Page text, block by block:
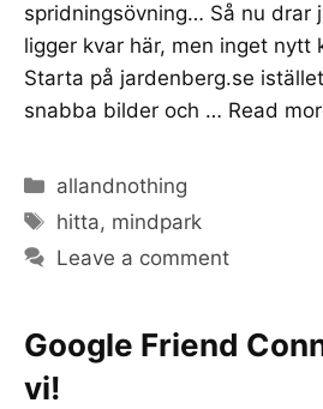
spridningsövning… Så nu drar
ligger kvar här, men inget nytt
Starta på jardenberg.se
snabba bilder och … Read
Categories
allandnothing
Tags
hitta, mindpark
Leave a comment
Google Friend
vi!